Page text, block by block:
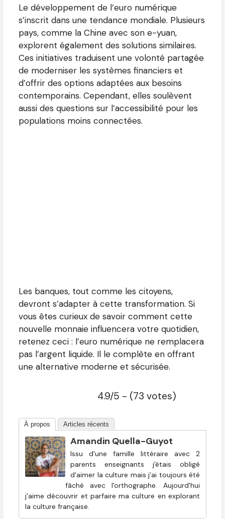
Le développement de l’euro numérique
s’inscrit dans une tendance mondiale. Plusieurs
pays, comme la Chine avec son e-yuan,
explorent également des solutions similaires.
Ces initiatives traduisent une volonté partagée
de moderniser les systèmes financiers et
d’offrir des options adaptées aux besoins
contemporains. Cependant, elles soulèvent
aussi des questions sur l’accessibilité pour les
populations moins connectées.
Les banques, tout comme les citoyens,
devront s’adapter à cette transformation. Si
vous êtes curieux de savoir comment cette
nouvelle monnaie influencera votre quotidien,
retenez ceci : l’euro numérique ne remplacera
pas l’argent liquide. Il le complète en offrant
une alternative moderne et sécurisée.
4.9/5 - (73 votes)
À propos Articles récents
Amandin Quella-Guyot
Issu d'une famille littéraire avec 2
parents enseignants j'étais obligé
d'aimer la culture mais j'ai toujours été
fâché avec l'orthographe. Aujourd'hui
j'aime découvrir et parfaire ma culture en explorant
la culture française.